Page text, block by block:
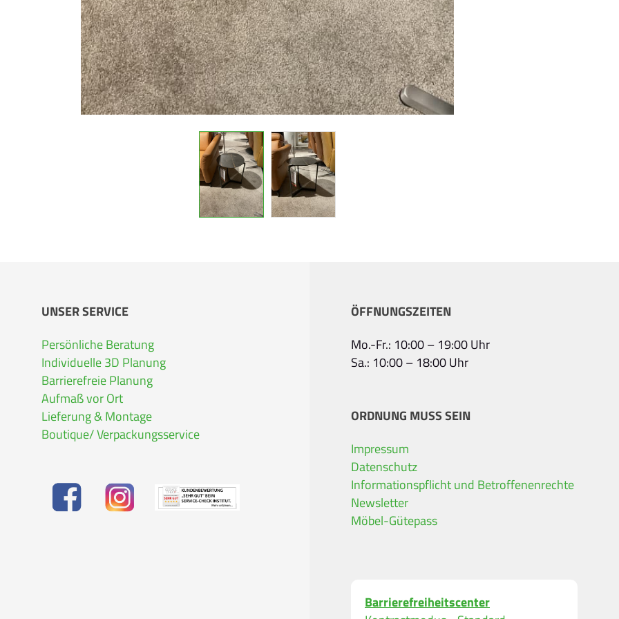
UNSER SERVICE
Persönliche Beratung
Individuelle 3D Planung
Barrierefreie Planung
Aufmaß vor Ort
Lieferung & Montage
Boutique/ Verpackungsservice
ÖFFNUNGSZEITEN
Mo.-Fr.: 10:00 – 19:00 Uhr
Sa.: 10:00 – 18:00 Uhr
ORDNUNG MUSS SEIN
Impressum
Datenschutz
Informationspflicht und Betroffenenrechte
Newsletter
Möbel-Gütepass
Barrierefreiheitscenter